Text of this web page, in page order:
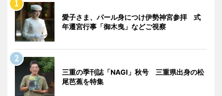
愛子さま、パール身につけ伊勢神宮参拝 式
年遷宮行事「御木曳」などご視察
三重の季刊誌「NAGI」秋号 三重県出身の松
尾芭蕉を特集